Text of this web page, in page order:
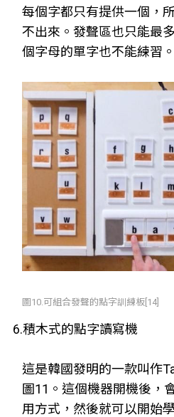
每個字都只有提供一個，
不出來。發聲區也只能最
個字母的單字也不能練習。
圖10.可組合發聲的點字訓練板[14]
6.積木式的點字讀寫機
這是韓國發明的一款叫作
圖11。這個機器開機後，
用方式，然後就可以開始